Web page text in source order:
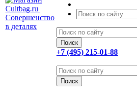
+7 (495) 215-01-88